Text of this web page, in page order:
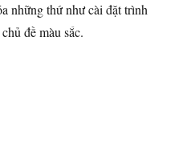
những thứ như cài đặt trình
đề màu sắc.